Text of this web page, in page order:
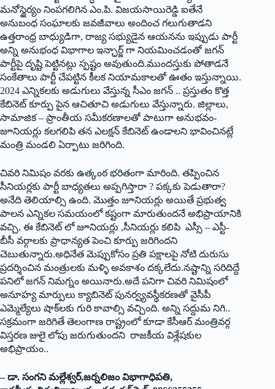
మనోస్థైర్యం నింపగలిగిన ఎం.పి. విజయసాయిరెడ్డి ఐతేనే
అనుబంధ సంఘాలకు జవజీవాలు అందించ గలుగుతాడని
ఉత్తరాంధ్ర బాధ్యుడిగా, రాజ్య సభ్యుడైన ఆయనను ఇప్పుడు పార్టీ
అన్ని అనుభంధ విభాగాల ఇన్ఛార్జ్ ‌గా నియమించడంతో జగన్‌
‌పార్టీపై దృష్టి పెట్టినట్లు స్పష్టం అవుతుంది.ముందస్తుకు పోతాడనే
సంకేతాలు పార్టీ చేపట్టిన కీలక నియామకాలతో ఊతం ఇస్తున్నాయి.
2024 ఎన్నికలకు అడుగులు వేస్తున్న సీఎం జగన్‌ .. ‌ప్రస్తుతం కొత్త
కేబినెట్‌ ‌కూర్పు పైన ఆచితూచి అడుగులు వేస్తున్నారు. జిల్లాలు,
సామాజిక – ప్రాంతీయ సమీకరణాలతో పాటుగా అనుభవం-
జూనియర్లు కలగలిపి తన ఎలక్షన్‌ ‌కేబినెట్‌ ఉం‌డాలని భావించినట్లే
మంత్రి మండలి ఏర్పాటు జరిగింది.
చివరి నిమిషం వరకు ఉత్కంఠ భరితంగా మారింది. తప్పించిన
సీనియర్లకు పార్టీ బాధ్యతలు అప్పగిస్తారా ? పక్కకు పెడుతారా?
అనేది తెలియాల్సి ఉంది. మొత్తం జూనియర్లు అయితే ప్రభుత్వ
పాలన ఎన్నికల సమయంలో కష్టంగా మారుతుందనే అభిప్రాయానికి
వచ్చి, ఈ కేబినెట్‌ ‌లో జూనియర్లు ,సీనియర్లు కలిపి ఎస్సీ – ఎస్టీ-
బీసీ వర్గాలకు ప్రాధాన్యత పెంచి కూర్పు జరిగిందని
చెబుతున్నారు.అధినేత మెప్పుకోసం ప్రతి పక్షాలపై నోటి దురుసు
ప్రదర్శించిన మంత్రులకు మళ్ళి అవకాశం దక్కలేదు.నష్టాన్ని సరిదిద్దే
పనిలో జగన్‌ ‌నిమగ్నం అయినారు.అదే పనిగా చివరి నిమిషంలో
అనూహ్య మార్పులు క్యాబినెట్‌ ‌పునర్వ్యవస్థీకరణతో వైసీపీ
ఎమ్మెల్యేలు షాక్‌లకు గురి కావాల్సి వచ్చింది. అన్ని సద్దుమ నిగి..
సక్రమంగా జరిగితే తెలంగాణ రాష్ట్రంలో కూడా కేసీఆర్‌ ‌మంత్రివర్గ
విస్తరణ జులై లోపు జరుగుతుందని రాజకీయ విశ్లేషకుల
అభిప్రాయం..
– డా. సంగని మల్లేశ్వర్‌,‌జర్నలిజం విభాగాధిపతి,